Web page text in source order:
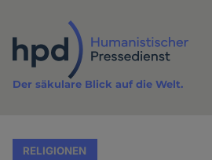
Inhalt
Der säkulare Blick auf die Welt.
RELIGIONEN